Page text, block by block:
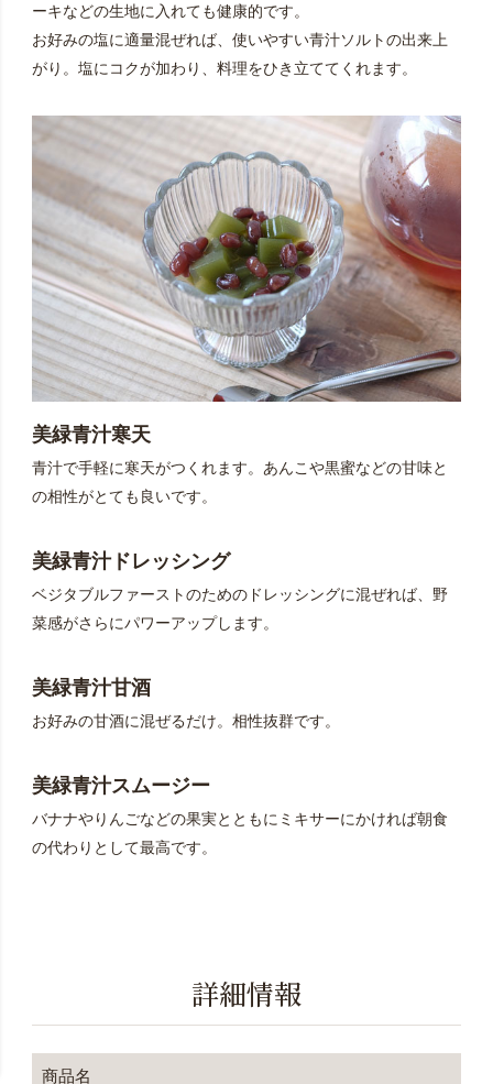
ーキなどの生地に入れても健康的です。
お好みの塩に適量混ぜれば、使いやすい青汁ソルトの出来上
がり。塩にコクが加わり、料理をひき立ててくれます。
美緑青汁寒天
青汁で手軽に寒天がつくれます。あんこや黒蜜などの甘味と
の相性がとても良いです。
美緑青汁ドレッシング
ベジタブルファーストのためのドレッシングに混ぜれば、野
菜感がさらにパワーアップします。
美緑青汁甘酒
お好みの甘酒に混ぜるだけ。相性抜群です。
美緑青汁スムージー
バナナやりんごなどの果実とともにミキサーにかければ朝食
の代わりとして最高です。
詳細情報
商品名